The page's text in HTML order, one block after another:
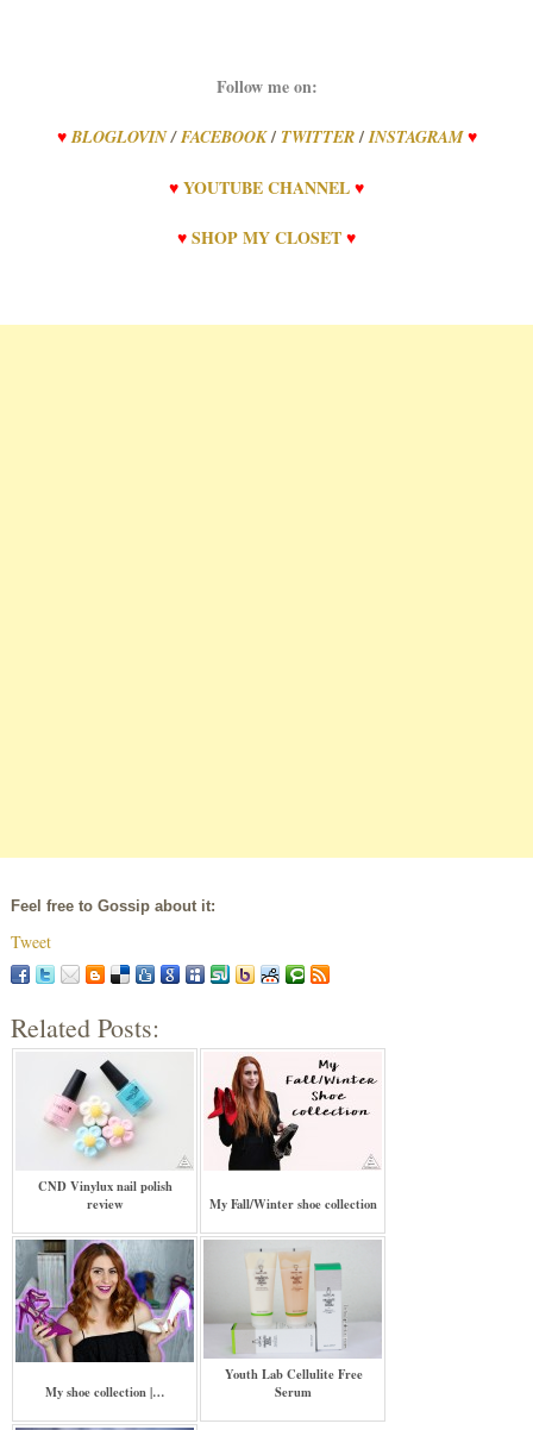
Follow me on:
♥BLOGLOVIN/FACEBOOK / TWITTER / INSTAGRAM ♥
♥YOUTUBE CHANNEL♥
♥SHOP MY CLOSET♥
Feel free to Gossip about it:
Tweet
Related Posts:
CND Vinylux nail polish
review
My Fall/Winter shoe collection
My shoe collection |…
Youth Lab Cellulite Free
Serum